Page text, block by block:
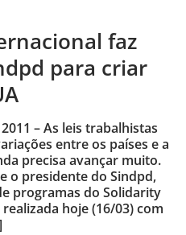
faz
para criar
– As leis trabalhistas
entre os países e a
precisa avançar muito.
o presidente do Sindpd,
programas do Solidarity
hoje (16/03) com